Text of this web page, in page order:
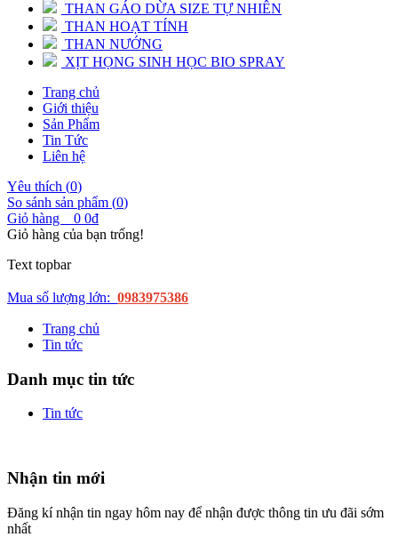
THAN GÁO DỪA SIZE TỰ NHIÊN
THAN HOẠT TÍNH
THAN NƯỚNG
XỊT HỌNG SINH HỌC BIO SPRAY
Trang chủ
Giới thiệu
Sản Phẩm
Tin Tức
Liên hệ
Yêu thích (0)
So sánh sản phẩm (0)
Giỏ hàng
0 0đ
Giỏ hàng của bạn trống!
Text topbar
Mua số lượng lớn: 0983975386
Trang chủ
Tin tức
Danh mục tin tức
Tin tức
Nhận tin mới
Đăng kí nhận tin ngay hôm nay để nhận được thông tin ưu đãi sớm
nhất